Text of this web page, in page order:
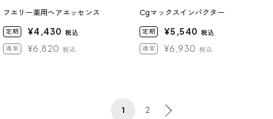
フエリー薬用ヘアエッセンス
定期 ¥4,430 税込
通常 ¥6,820 税込
Cgマックスインパクター
定期 ¥5,540 税込
通常 ¥6,930 税込
1 2